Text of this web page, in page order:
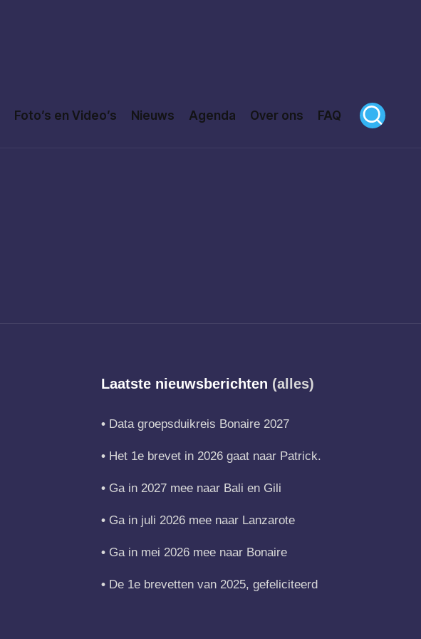
Foto’s en Video’s Nieuws Agenda Over ons FAQ
Laatste nieuwsberichten (alles)
Data groepsduikreis Bonaire 2027
Het 1e brevet in 2026 gaat naar Patrick.
Ga in 2027 mee naar Bali en Gili
Ga in juli 2026 mee naar Lanzarote
Ga in mei 2026 mee naar Bonaire
De 1e brevetten van 2025, gefeliciteerd